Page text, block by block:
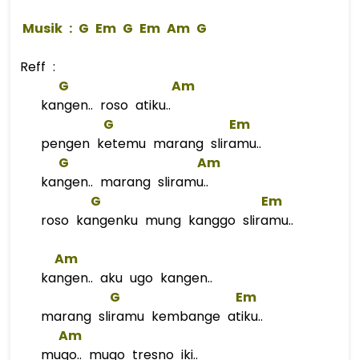
Musik : G Em G Em Am G
Reff :
G
Am
kangen.. roso atiku..
G
Em
pengen ketemu marang sliramu..
G
Am
kangen.. marang sliramu..
G
Em
roso kangenku mung kanggo sliramu..
Am
kangen.. aku ugo kangen..
G
Em
marang sliramu kembange atiku..
Am
mugo.. mugo tresno iki..